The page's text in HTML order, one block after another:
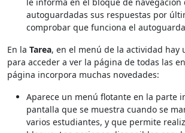
autoguardadas sus respuestas por
comprobar que funciona el
En la Tarea, en el menú de la actividad hay
para acceder a ver la página de todas las
página incorpora muchas novedades:
Aparece un menú flotante en la parte
pantalla que se muestra cuando se
varios estudiantes, y que permite